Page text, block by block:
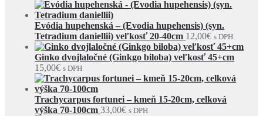
Evódia hupehenská – (Evodia hupehensis) (syn.
Tetradium daniellii) veľkosť 20-40cm 12,00€ s DPH
Ginko dvojlaločné (Ginkgo biloba) veľkosť 45+cm
15,00€ s DPH
Trachycarpus fortunei – kmeň 15-20cm, celková
výška 70-100cm 33,00€ s DPH